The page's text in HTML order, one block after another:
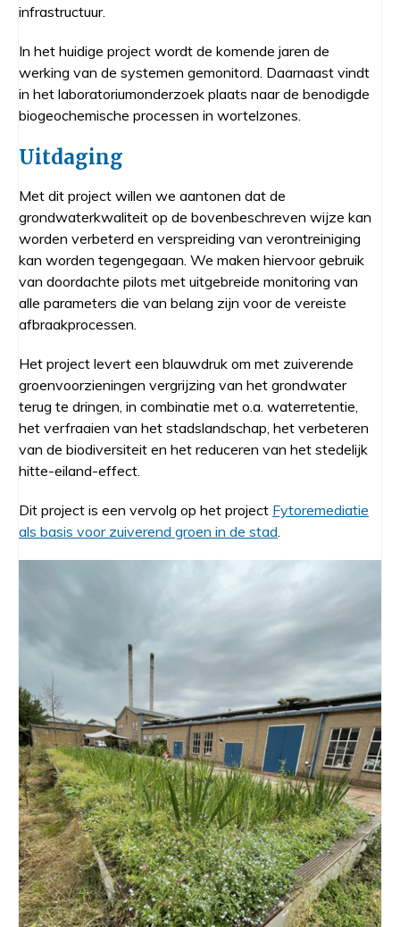
infrastructuur.
In het huidige project wordt de komende jaren de
werking van de systemen gemonitord. Daarnaast vindt
in het laboratoriumonderzoek plaats naar de benodigde
biogeochemische processen in wortelzones.
Uitdaging
Met dit project willen we aantonen dat de
grondwaterkwaliteit op de bovenbeschreven wijze kan
worden verbeterd en verspreiding van verontreiniging
kan worden tegengegaan. We maken hiervoor gebruik
van doordachte pilots met uitgebreide monitoring van
alle parameters die van belang zijn voor de vereiste
afbraakprocessen.
Het project levert een blauwdruk om met zuiverende
groenvoorzieningen vergrijzing van het grondwater
terug te dringen, in combinatie met o.a. waterretentie,
het verfraaien van het stadslandschap, het verbeteren
van de biodiversiteit en het reduceren van het stedelijk
hitte-eiland-effect.
Dit project is een vervolg op het project Fytoremediatie
als basis voor zuiverend groen in de stad